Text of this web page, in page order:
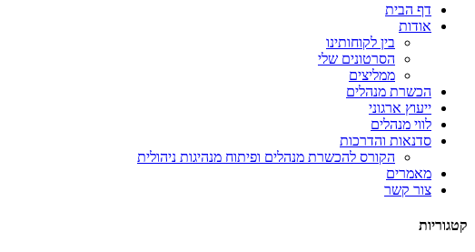
דף הבית
אודות
בין לקוחותינו
הסרטונים שלי
ממליצים
הכשרת מנהלים
ייעוץ ארגוני
לווי מנהלים
סדנאות והדרכות
הקורס להכשרת מנהלים ופיתוח מנהיגות ניהולית
מאמרים
צור קשר
קטגוריות